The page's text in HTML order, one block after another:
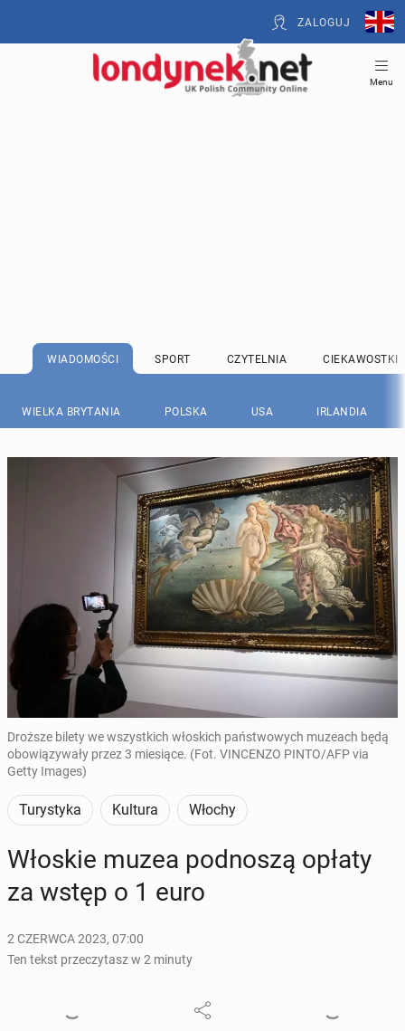
ZALOGUJ
Menu
WIADOMOŚCI SPORT CZYTELNIA CIEKAWOSTKI
WIELKA BRYTANIA POLSKA USA IRLANDIA
Droższe bilety we wszystkich włoskich państwowych muzeach będą
obowiązywały przez 3 miesiące. (Fot. VINCENZO PINTO/AFP via
Getty Images)
Turystyka Kultura Włochy
Włoskie muzea pod­no­szą opłaty
za wstęp o 1 euro
2 CZERWCA 2023, 07:00
Ten tekst przeczytasz w 2 minuty